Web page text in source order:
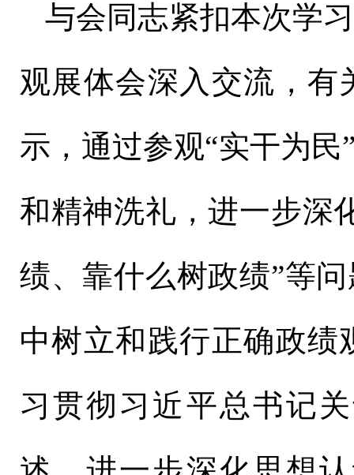
与会同志紧扣本次学
观展体会深入交流，有
示，通过参观“实干为
和精神洗礼，进一步深
绩、靠什么树政绩”等
中树立和践行正确政绩
习贯彻习近平总书记